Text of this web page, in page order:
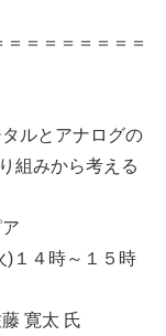
＝＝＝＝＝＝＝
ルとアナログの
組みから考える
)１４時～１５時
藤 寛太 氏